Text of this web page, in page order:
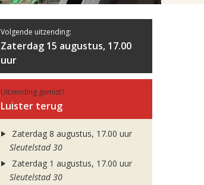
Volgende uitzending:
Zaterdag 15 augustus, 17.00
uur
Uitzending gemist?
Luister terug
Zaterdag 8 augustus, 17.00 uur
Sleutelstad 30
Zaterdag 1 augustus, 17.00 uur
Sleutelstad 30